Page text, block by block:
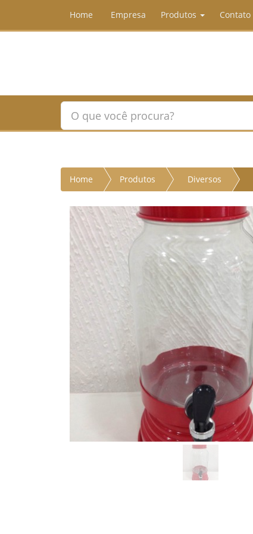
Home Empresa Produtos Contato
Home Produtos Diversos